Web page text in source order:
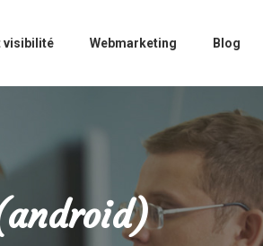
visibilité Webmarketing Blog